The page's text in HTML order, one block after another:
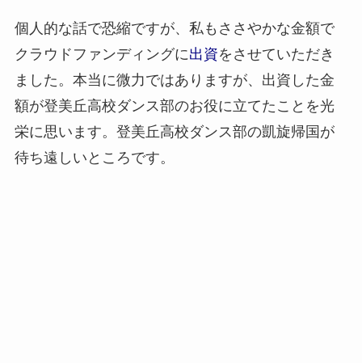
個人的な話で恐縮ですが、私もささやかな金額で
クラウドファンディングに出資をさせていただき
ました。本当に微力ではありますが、出資した金
額が登美丘高校ダンス部のお役に立てたことを光
栄に思います。登美丘高校ダンス部の凱旋帰国が
待ち遠しいところです。